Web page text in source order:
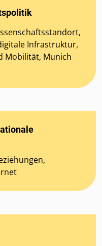
Infrastruktur,
Mobilität, Munich